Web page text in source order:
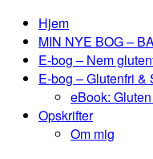
Hjem
MIN NYE BOG –
E-bog – Nem
E-bog – Glutenfri &
eBook:
Opskrifter
Om mig